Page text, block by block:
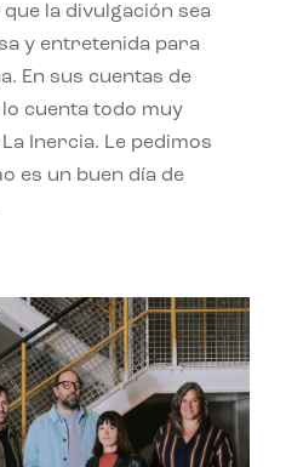
la divulgación sea
y entretenida para
En sus cuentas de
cuenta todo muy
Inercia. Le pedimos
es un buen día de